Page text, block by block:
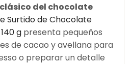
del chocolate
Surtido de Chocolate
g presenta pequeños
de cacao y avellana para
o preparar un detalle